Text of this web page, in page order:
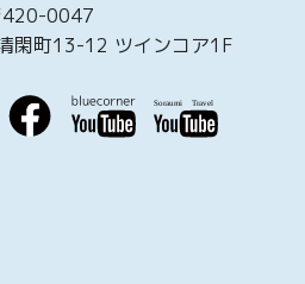
420-0047
閑町13-12 ツインコア1F